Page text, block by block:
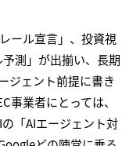
価される局面に入